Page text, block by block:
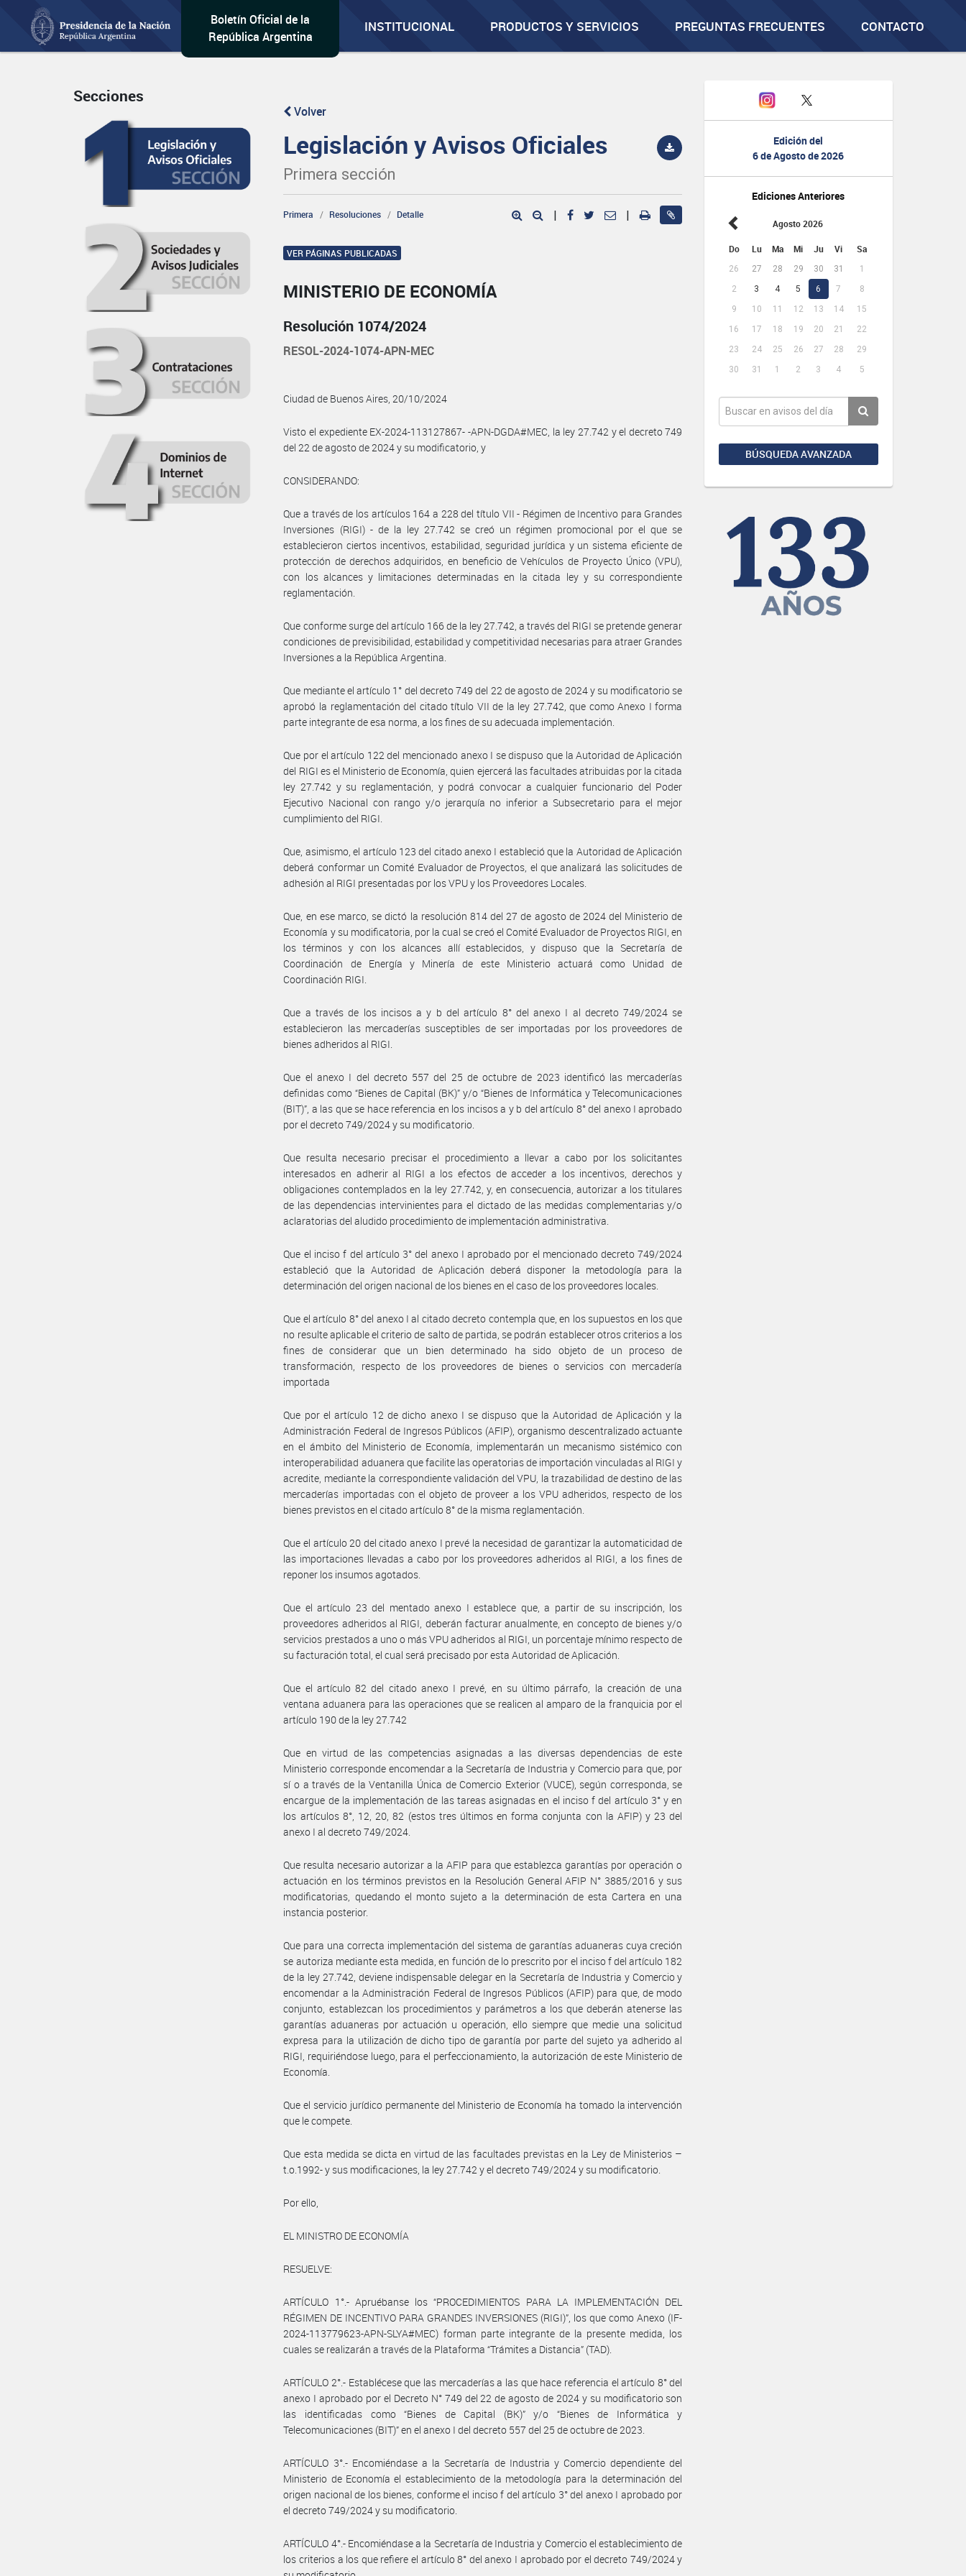
Boletín Oficial de la
República Argentina
INSTITUCIONAL PRODUCTOS Y SERVICIOS PREGUNTAS FRECUENTES CONTACTO
Edición del
6 de Agosto de 2026
Ediciones Anteriores
Agosto 2026
Do Lu Ma Mi Ju Vi Sa
26 27 28 29 30 31
1
2
3 4 5 6 7
8
9
10 11 12 13 14
15
16
17 18 19 20 21
22
23
24 25 26 27 28
29
30
31 1 2 3 4 5
BÚSQUEDA AVANZADA
Secciones
Volver
Legislación y Avisos Oficiales
Primera sección
Primera Resoluciones Detalle | |
VER PÁGINAS PUBLICADAS
MINISTERIO DE ECONOMÍA
Resolución 1074/2024
RESOL-2024-1074-APN-MEC
Ciudad de Buenos Aires, 20/10/2024
Visto el expediente EX-2024-113127867- -APN-DGDA#MEC, la ley 27.742 y el decreto 749
del 22 de agosto de 2024 y su modificatorio, y
CONSIDERANDO:
Que a través de los artículos 164 a 228 del título VII - Régimen de Incentivo para Grandes
Inversiones (RIGI) - de la ley 27.742 se creó un régimen promocional por el que se
establecieron ciertos incentivos, estabilidad, seguridad jurídica y un sistema eficiente de
protección de derechos adquiridos, en beneficio de Vehículos de Proyecto Único (VPU),
con los alcances y limitaciones determinadas en la citada ley y su correspondiente
reglamentación.
Que conforme surge del artículo 166 de la ley 27.742, a través del RIGI se pretende generar
condiciones de previsibilidad, estabilidad y competitividad necesarias para atraer Grandes
Inversiones a la República Argentina.
Que mediante el artículo 1° del decreto 749 del 22 de agosto de 2024 y su modificatorio se
aprobó la reglamentación del citado título VII de la ley 27.742, que como Anexo I forma
parte integrante de esa norma, a los fines de su adecuada implementación.
Que por el artículo 122 del mencionado anexo I se dispuso que la Autoridad de Aplicación
del RIGI es el Ministerio de Economía, quien ejercerá las facultades atribuidas por la citada
ley 27.742 y su reglamentación, y podrá convocar a cualquier funcionario del Poder
Ejecutivo Nacional con rango y/o jerarquía no inferior a Subsecretario para el mejor
cumplimiento del RIGI.
Que, asimismo, el artículo 123 del citado anexo I estableció que la Autoridad de Aplicación
deberá conformar un Comité Evaluador de Proyectos, el que analizará las solicitudes de
adhesión al RIGI presentadas por los VPU y los Proveedores Locales.
Que, en ese marco, se dictó la resolución 814 del 27 de agosto de 2024 del Ministerio de
Economía y su modificatoria, por la cual se creó el Comité Evaluador de Proyectos RIGI, en
los términos y con los alcances allí establecidos, y dispuso que la Secretaría de
Coordinación de Energía y Minería de este Ministerio actuará como Unidad de
Coordinación RIGI.
Que a través de los incisos a y b del artículo 8° del anexo I al decreto 749/2024 se
establecieron las mercaderías susceptibles de ser importadas por los proveedores de
bienes adheridos al RIGI.
Que el anexo I del decreto 557 del 25 de octubre de 2023 identificó las mercaderías
definidas como “Bienes de Capital (BK)” y/o “Bienes de Informática y Telecomunicaciones
(BIT)”, a las que se hace referencia en los incisos a y b del artículo 8° del anexo I aprobado
por el decreto 749/2024 y su modificatorio.
Que resulta necesario precisar el procedimiento a llevar a cabo por los solicitantes
interesados en adherir al RIGI a los efectos de acceder a los incentivos, derechos y
obligaciones contemplados en la ley 27.742, y, en consecuencia, autorizar a los titulares
de las dependencias intervinientes para el dictado de las medidas complementarias y/o
aclaratorias del aludido procedimiento de implementación administrativa.
Que el inciso f del artículo 3° del anexo I aprobado por el mencionado decreto 749/2024
estableció que la Autoridad de Aplicación deberá disponer la metodología para la
determinación del origen nacional de los bienes en el caso de los proveedores locales.
Que el artículo 8° del anexo I al citado decreto contempla que, en los supuestos en los que
no resulte aplicable el criterio de salto de partida, se podrán establecer otros criterios a los
fines de considerar que un bien determinado ha sido objeto de un proceso de
transformación, respecto de los proveedores de bienes o servicios con mercadería
importada
Que por el artículo 12 de dicho anexo I se dispuso que la Autoridad de Aplicación y la
Administración Federal de Ingresos Públicos (AFIP), organismo descentralizado actuante
en el ámbito del Ministerio de Economía, implementarán un mecanismo sistémico con
interoperabilidad aduanera que facilite las operatorias de importación vinculadas al RIGI y
acredite, mediante la correspondiente validación del VPU, la trazabilidad de destino de las
mercaderías importadas con el objeto de proveer a los VPU adheridos, respecto de los
bienes previstos en el citado artículo 8° de la misma reglamentación.
Que el artículo 20 del citado anexo I prevé la necesidad de garantizar la automaticidad de
las importaciones llevadas a cabo por los proveedores adheridos al RIGI, a los fines de
reponer los insumos agotados.
Que el artículo 23 del mentado anexo I establece que, a partir de su inscripción, los
proveedores adheridos al RIGI, deberán facturar anualmente, en concepto de bienes y/o
servicios prestados a uno o más VPU adheridos al RIGI, un porcentaje mínimo respecto de
su facturación total, el cual será precisado por esta Autoridad de Aplicación.
Que el artículo 82 del citado anexo I prevé, en su último párrafo, la creación de una
ventana aduanera para las operaciones que se realicen al amparo de la franquicia por el
artículo 190 de la ley 27.742
Que en virtud de las competencias asignadas a las diversas dependencias de este
Ministerio corresponde encomendar a la Secretaría de Industria y Comercio para que, por
sí o a través de la Ventanilla Única de Comercio Exterior (VUCE), según corresponda, se
encargue de la implementación de las tareas asignadas en el inciso f del artículo 3° y en
los artículos 8°, 12, 20, 82 (estos tres últimos en forma conjunta con la AFIP) y 23 del
anexo I al decreto 749/2024.
Que resulta necesario autorizar a la AFIP para que establezca garantías por operación o
actuación en los términos previstos en la Resolución General AFIP N° 3885/2016 y sus
modificatorias, quedando el monto sujeto a la determinación de esta Cartera en una
instancia posterior.
Que para una correcta implementación del sistema de garantías aduaneras cuya creción
se autoriza mediante esta medida, en función de lo prescrito por el inciso f del artículo 182
de la ley 27.742, deviene indispensable delegar en la Secretaría de Industria y Comercio y
encomendar a la Administración Federal de Ingresos Públicos (AFIP) para que, de modo
conjunto, establezcan los procedimientos y parámetros a los que deberán atenerse las
garantías aduaneras por actuación u operación, ello siempre que medie una solicitud
expresa para la utilización de dicho tipo de garantía por parte del sujeto ya adherido al
RIGI, requiriéndose luego, para el perfeccionamiento, la autorización de este Ministerio de
Economía.
Que el servicio jurídico permanente del Ministerio de Economía ha tomado la intervención
que le compete.
Que esta medida se dicta en virtud de las facultades previstas en la Ley de Ministerios –
t.o.1992- y sus modificaciones, la ley 27.742 y el decreto 749/2024 y su modificatorio.
Por ello,
EL MINISTRO DE ECONOMÍA
RESUELVE:
ARTÍCULO 1°.- Apruébanse los “PROCEDIMIENTOS PARA LA IMPLEMENTACIÓN DEL
RÉGIMEN DE INCENTIVO PARA GRANDES INVERSIONES (RIGI)”, los que como Anexo (IF-
2024-113779623-APN-SLYA#MEC) forman parte integrante de la presente medida, los
cuales se realizarán a través de la Plataforma “Trámites a Distancia” (TAD).
ARTÍCULO 2°.- Establécese que las mercaderías a las que hace referencia el artículo 8° del
anexo I aprobado por el Decreto N° 749 del 22 de agosto de 2024 y su modificatorio son
las identificadas como “Bienes de Capital (BK)” y/o “Bienes de Informática y
Telecomunicaciones (BIT)” en el anexo I del decreto 557 del 25 de octubre de 2023.
ARTÍCULO 3°.- Encomiéndase a la Secretaría de Industria y Comercio dependiente del
Ministerio de Economía el establecimiento de la metodología para la determinación del
origen nacional de los bienes, conforme el inciso f del artículo 3° del anexo I aprobado por
el decreto 749/2024 y su modificatorio.
ARTÍCULO 4°.- Encomiéndase a la Secretaría de Industria y Comercio el establecimiento de
los criterios a los que refiere el artículo 8° del anexo I aprobado por el decreto 749/2024 y